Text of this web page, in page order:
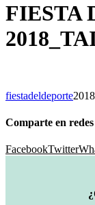
FIESTA
fiestadeldeporte
Comparte en
FacebookTwitter